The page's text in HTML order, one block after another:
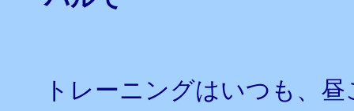
トレーニングはいつも、